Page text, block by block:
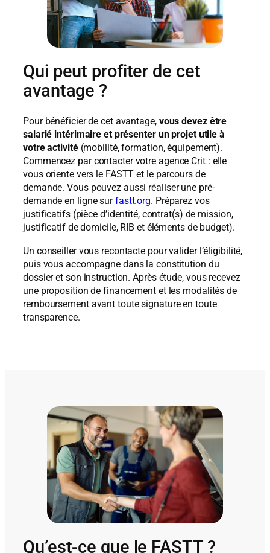
Qui peut profiter de cet
avantage ?
Pour bénéficier de cet avantage, vous devez être
salarié intérimaire et présenter un projet utile à
votre activité(mobilité, formation, équipement).
Commencez par contacter votre agence Crit : elle
vous oriente vers le FASTT et le parcours de
demande. Vous pouvez aussi réaliser une pré-
demande en ligne surfastt.org. Préparez vos
justificatifs (pièce d’identité, contrat(s) de mission,
justificatif de domicile, RIB et éléments de budget).
Un conseiller vous recontacte pour valider l’éligibilité,
puis vous accompagne dans la constitution du
dossier et son instruction. Après étude, vous recevez
une proposition de financement et les modalités de
remboursement avant toute signature en toute
transparence.
Qu’est-ce que le FASTT ?